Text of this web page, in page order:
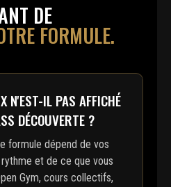
DE
FORMULE.
N'EST-IL PAS AFFICHÉ
DÉCOUVERTE ?
formule dépend de vos
et de ce que vous
Gym, cours collectifs,